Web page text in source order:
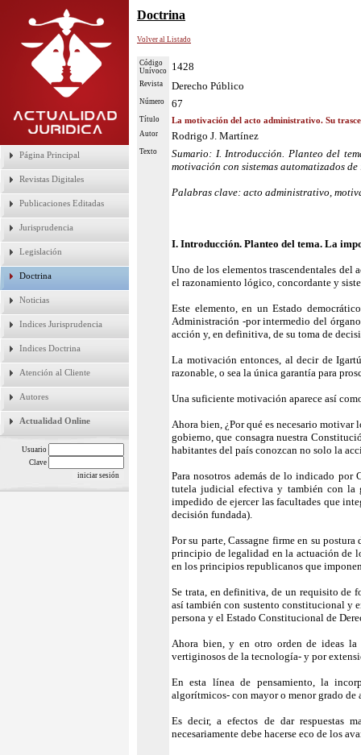
Página Principal
Revistas Digitales
Publicaciones Editadas
Jurisprudencia
Legislación
Doctrina
Noticias
Indices Jurisprudencia
Indices Doctrina
Atención al Cliente
Autores
Actualidad Online
Usuario
Clave
Doctrina
Volver al Listado
Código
Unívoco
1428
Revista Derecho Público
Número 67
Título La motivación del acto administrativo. Su
Autor Rodrigo J. Martínez
Texto
Sumario: I. Introducción. Planteo del
motivación con sistemas automatizados
Palabras clave: acto administrativo,
I. Introducción. Planteo del tema. La
Uno de los elementos trascendentales del
el razonamiento lógico, concordante y
Este elemento, en un Estado
Administración -por intermedio del órgano
acción y, en definitiva, de su toma de
La motivación entonces, al decir de
razonable, o sea la única garantía para
Una suficiente motivación aparece así
Ahora bien, ¿Por qué es necesario
gobierno, que consagra nuestra
habitantes del país conozcan no solo la
Para nosotros además de lo indicado
tutela judicial efectiva y también con la
impedido de ejercer las facultades que
decisión fundada).
Por su parte, Cassagne firme en su
principio de legalidad en la actuación de
en los principios republicanos que
Se trata, en definitiva, de un requisito de
así también con sustento constitucional y
persona y el Estado Constitucional de
Ahora bien, y en otro orden de ideas la
vertiginosos de la tecnología- y por
En esta línea de pensamiento, la
algorítmicos- con mayor o menor grado de
Es decir, a efectos de dar respuestas
necesariamente debe hacerse eco de los